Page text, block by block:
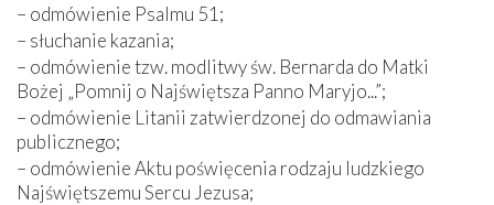
– odmówienie Psalmu 51;
– słuchanie kazania;
– odmówienie tzw. modlitwy św. Bernarda do Matki
Bożej „Pomnij o Najświętsza Panno Maryjo...”;
– odmówienie Litanii zatwierdzonej do odmawiania
publicznego;
– odmówienie Aktu poświęcenia rodzaju ludzkiego
Najświętszemu Sercu Jezusa;